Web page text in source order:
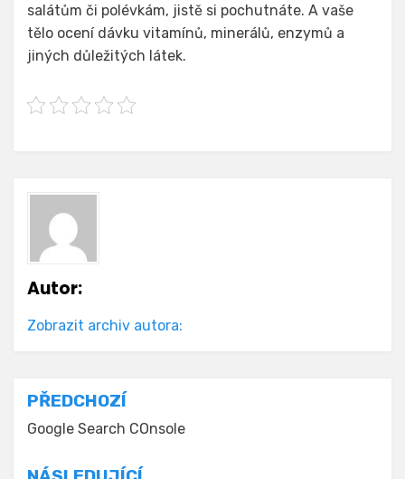
salátům či polévkám, jistě si pochutnáte. A vaše
tělo ocení dávku vitamínů, minerálů, enzymů a
jiných důležitých látek.
Autor:
Zobrazit archiv autora:
Navigace
pro
příspěvek
PŘEDCHOZÍ
Google Search COnsole